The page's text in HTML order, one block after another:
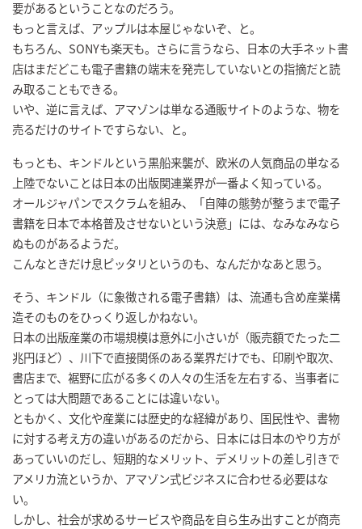
要があるということなのだろう。
もっと言えば、アップルは本屋じゃないぞ、と。
もちろん、SONYも楽天も。さらに言うなら、日本の大手ネット書
店はまだどこも電子書籍の端末を発売していないとの指摘だと読
み取ることもできる。
いや、逆に言えば、アマゾンは単なる通販サイトのような、物を
売るだけのサイトですらない、と。
もっとも、キンドルという黒船来襲が、欧米の人気商品の単なる
上陸でないことは日本の出版関連業界が一番よく知っている。
オールジャパンでスクラムを組み、「自陣の態勢が整うまで電子
書籍を日本で本格普及させないという決意」には、なみなみなら
ぬものがあるようだ。
こんなときだけ息ピッタリというのも、なんだかなあと思う。
そう、キンドル（に象徴される電子書籍）は、流通も含め産業構
造そのものをひっくり返しかねない。
日本の出版産業の市場規模は意外に小さいが（販売額でたった二
兆円ほど）、川下で直接関係のある業界だけでも、印刷や取次、
書店まで、裾野に広がる多くの人々の生活を左右する、当事者に
とっては大問題であることには違いない。
ともかく、文化や産業には歴史的な経緯があり、国民性や、書物
に対する考え方の違いがあるのだから、日本には日本のやり方が
あっていいのだし、短期的なメリット、デメリットの差し引きで
アメリカ流というか、アマゾン式ビジネスに合わせる必要はな
い。
しかし、社会が求めるサービスや商品を自ら生み出すことが商売